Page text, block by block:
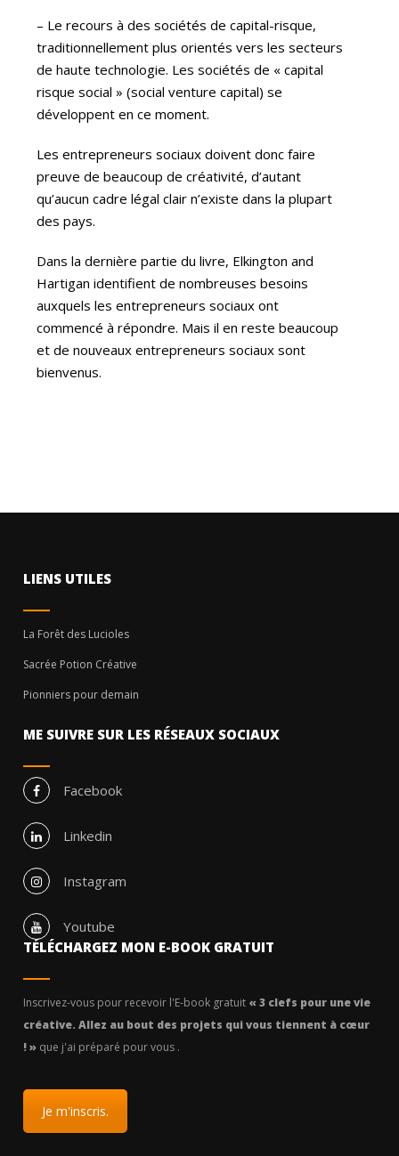
– Le recours à des sociétés de capital-risque,
traditionnellement plus orientés vers les secteurs
de haute technologie. Les sociétés de « capital
risque social » (social venture capital) se
développent en ce moment.
Les entrepreneurs sociaux doivent donc faire
preuve de beaucoup de créativité, d’autant
qu’aucun cadre légal clair n’existe dans la plupart
des pays.
Dans la dernière partie du livre, Elkington and
Hartigan identifient de nombreuses besoins
auxquels les entrepreneurs sociaux ont
commencé à répondre. Mais il en reste beaucoup
et de nouveaux entrepreneurs sociaux sont
bienvenus.
LIENS UTILES
La Forêt des Lucioles
Sacrée Potion Créative
Pionniers pour demain
ME SUIVRE SUR LES RÉSEAUX SOCIAUX
Facebook
Linkedin
Instagram
Youtube
TÉLÉCHARGEZ MON E-BOOK GRATUIT
Inscrivez-vous pour recevoir l'E-book gratuit « 3 clefs pour une vie
créative. Allez au bout des projets qui vous tiennent à cœur
! » que j'ai préparé pour vous .
Je m'inscris.